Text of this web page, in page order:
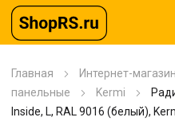
Главная Интернет-
панельные
Kermi
Inside, L, RAL 9016 (белый),